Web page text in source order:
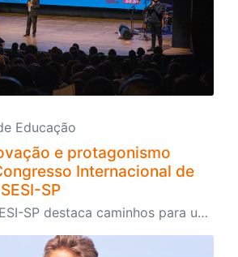
Educação
e protagonismo
Internacional de
SP
Congresso do SESI-SP destaca caminhos para uma educação transformadora